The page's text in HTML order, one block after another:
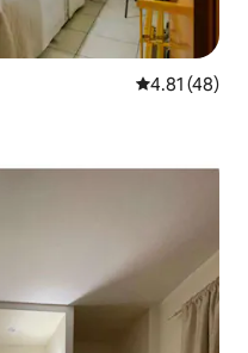
Calificación
4.81 (48)